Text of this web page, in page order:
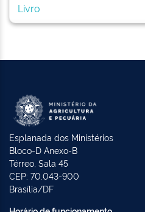
Livro
Esplanada dos Ministérios
Bloco-D Anexo-B
Térreo, Sala 45
CEP: 70.043-900
Brasília/DF